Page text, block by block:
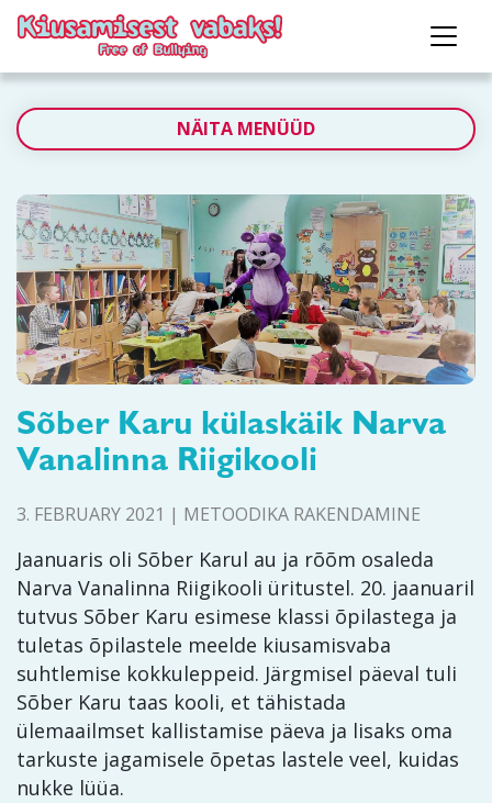
Sõber Karu külaskäik Narva
Vanalinna Riigikooli
3. FEBRUARY 2021 | METOODIKA RAKENDAMINE
Jaanuaris oli Sõber Karul au ja rõõm osaleda
Narva Vanalinna Riigikooli üritustel. 20. jaanuaril
tutvus Sõber Karu esimese klassi õpilastega ja
tuletas õpilastele meelde kiusamisvaba
suhtlemise kokkuleppeid. Järgmisel päeval tuli
Sõber Karu taas kooli, et tähistada
ülemaailmset kallistamise päeva ja lisaks oma
tarkuste jagamisele õpetas lastele veel, kuidas
nukke lüüa.
NÄITA MENÜÜD